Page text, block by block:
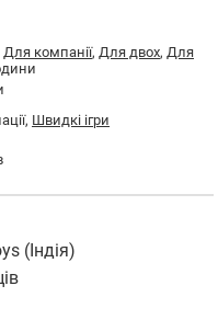
Для компанії, Для двох, Для
Швидкі ігри
(Індія)